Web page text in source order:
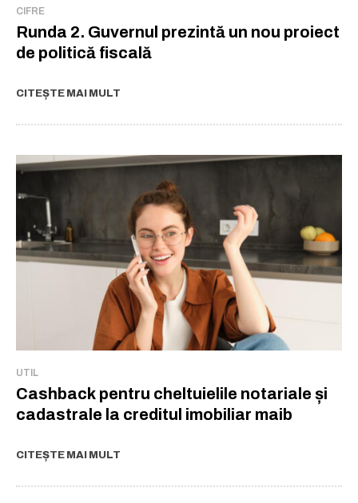
CIFRE
Runda 2. Guvernul prezintă un nou proiect
de politică fiscală
CITEȘTE MAI MULT
UTIL
Cashback pentru cheltuielile notariale și
cadastrale la creditul imobiliar maib
CITEȘTE MAI MULT